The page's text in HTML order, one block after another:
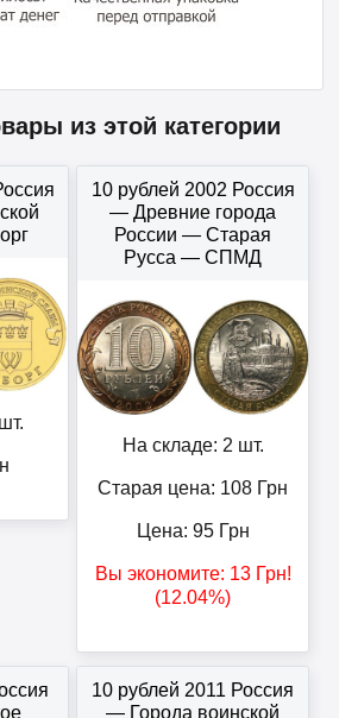
из этой категории
10 рублей 2002 Россия
— Древние города
России — Старая
Русса — СПМД
На складе: 2 шт.
Старая цена: 108 Грн
Цена: 95Грн
Вы экономите: 13Грн!
(12.04%)
10 рублей 2011 Россия
— Города воинской